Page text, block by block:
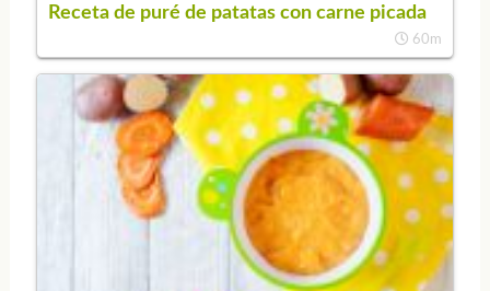
Receta de puré de patatas con carne picada
60m